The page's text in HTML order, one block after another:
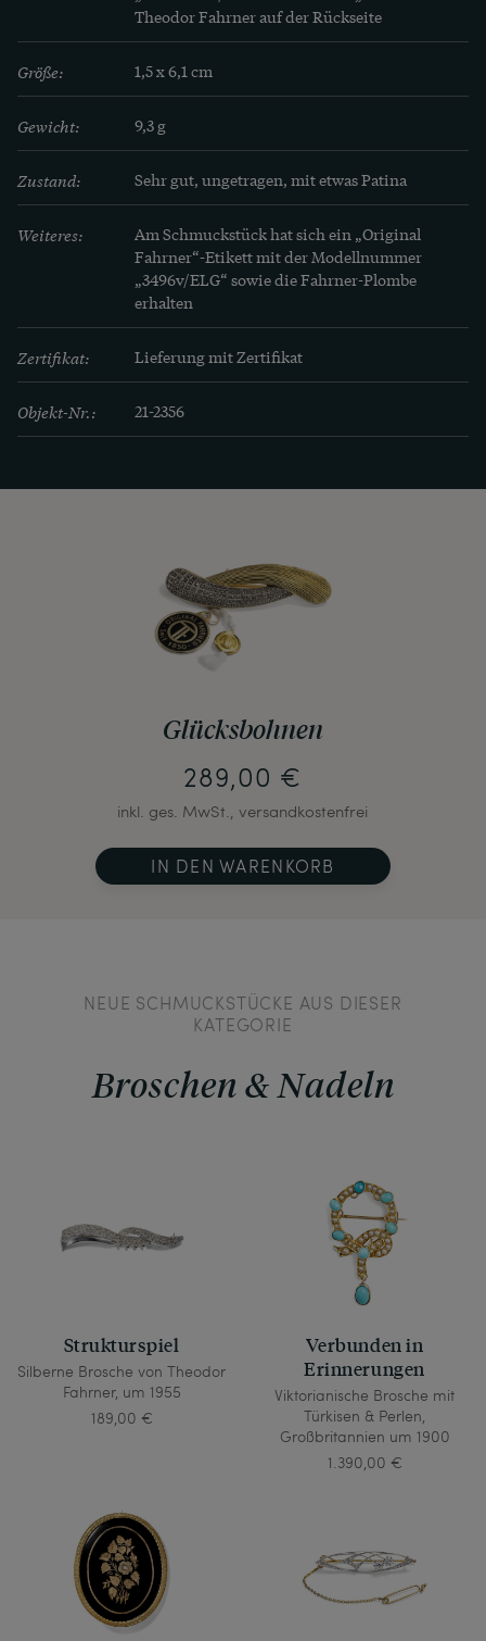
wunderbaren Überblick über die Fülle der
Entwürfe bietet der Katalog „Theodor Fahrner.
Schmuck zwischen Avantgarde und Tradition“,
hg. von Brigitte Leonhardt und Dieter Zühlsdorff,
Stuttgart 2005.
Theodor Fahrner auf der Rückseite
Größe: 1,5 x 6,1 cm
Gewicht: 9,3 g
Zustand: Sehr gut, ungetragen, mit etwas Patina
Weiteres:
Am Schmuckstück hat sich ein „Original
Fahrner“-Etikett mit der Modellnummer
„3496v/ELG“ sowie die Fahrner-Plombe
erhalten
Zertifikat: Lieferung mit Zertifikat
Objekt-Nr.: 21-2356
Glücksbohnen
289,00 €
inkl. ges. MwSt., versandkostenfrei
IN DEN WARENKORB
NEUE SCHMUCKSTÜCKE AUS DIESER
KATEGORIE
Broschen & Nadeln
Strukturspiel
Silberne Brosche von Theodor
Fahrner, um 1955
189,00 €
Verbunden in
Erinnerungen
Viktorianische Brosche mit
Türkisen & Perlen,
Großbritannien um 1900
1.390,00 €